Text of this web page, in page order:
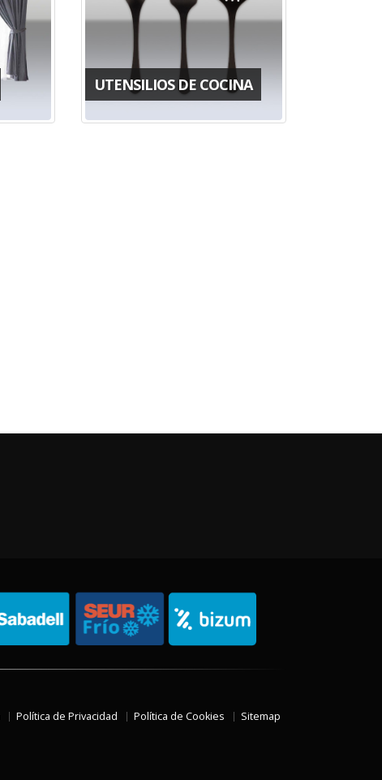
UTENSILIOS DE COCINA
Política de Privacidad Política de Cookies Sitemap